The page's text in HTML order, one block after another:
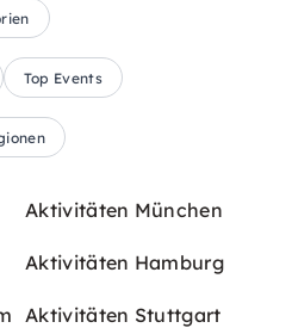
Top Events
Aktivitäten München
Aktivitäten Hamburg
Aktivitäten Stuttgart